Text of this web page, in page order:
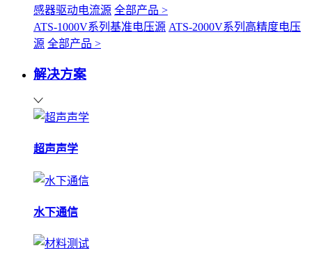
感器驱动电流源 全部产品 >
ATS-1000V系列基准电压源 ATS-2000V系列高精度电压
源 全部产品 >
解决方案
超声声学
水下通信